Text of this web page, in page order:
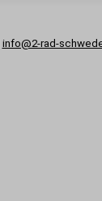
info@2-rad-